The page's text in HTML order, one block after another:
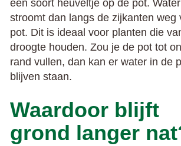
een soort heuveltje op de pot. Water
stroomt dan langs de zijkanten weg
pot. Dit is ideaal voor planten die
droogte houden. Zou je de pot tot
rand vullen, dan kan er water in de
blijven staan.
Waardoor blijft
grond langer